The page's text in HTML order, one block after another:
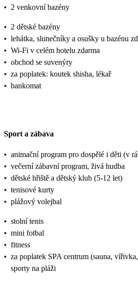
• 2 venkovní bazény
• 2 dětské bazény
• lehátka, slunečníky a osušky u bazénu
• Wi-Fi v celém hotelu zdarma
• obchod se suvenýry
• za poplatek: koutek shisha, lékař
• bankomat
Sport a zábava
• animační program pro dospělé i děti (v
• večerní zábavní program, živá hudba
• dětské hřiště a dětský klub (5-12 let)
• tenisové kurty
• plážový volejbal
• stolní tenis
• mini fotbal
• fitness
• za poplatek SPA centrum (sauna,
sporty na pláži